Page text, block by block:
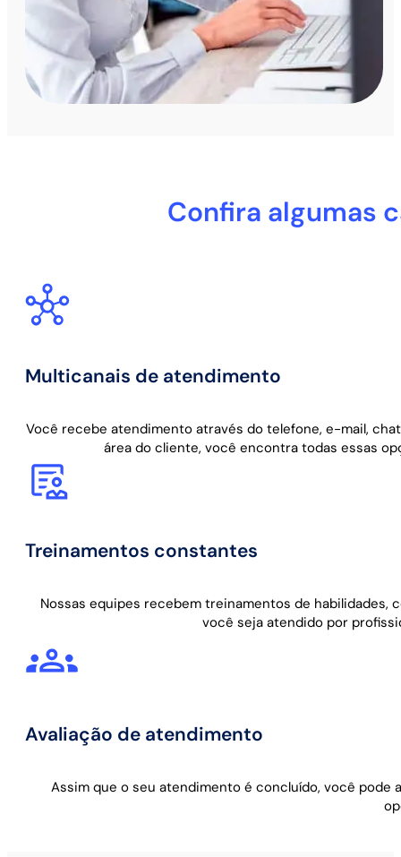
Confira algumas
Multicanais de atendimento
Você recebe atendimento através do telefone, e-mail,
área do cliente, você encontra todas essas
Treinamentos constantes
Nossas equipes recebem treinamentos de habilidades,
você seja atendido por
Avaliação de atendimento
Assim que o seu atendimento é concluído, você